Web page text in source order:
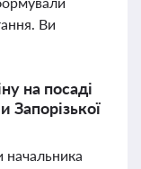
Ви
на посаді
Запорізької
начальника